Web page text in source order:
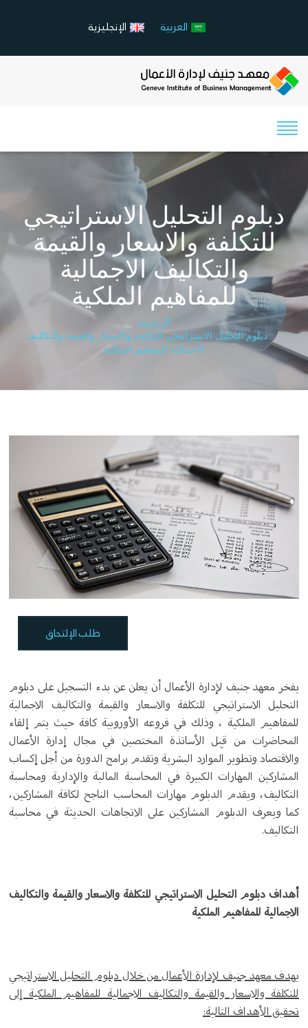
العربية الإنجليزية
دبلوم التحليل الاستراتيجي
للتكلفة والاسعار والقيمة
والتكاليف الاجمالية
للمفاهيم الملكية
الرئيسية
دبلوم التحليل الاستراتيجي للتكلفة والاسعار والقيمة والتكاليف
الاجمالية للمفاهيم الملكية
طلب الإلتحاق
يفخر معهد جنيف لإدارة الأعمال أن يعلن عن بدء التسجيل على دبلوم
التحليل الاستراتيجي للتكلفة والاسعار والقيمة والتكاليف الاجمالية
للمفاهيم الملكية ، وذلك في فروعه الأوروبية كافة حيث يتم إلقاء
المحاضرات من قِبل الأساتذة المختصين في مجال إدارة الأعمال
والاقتصاد وتطوير الموارد البشرية وتقدم برامج الدورة من أجل إكساب
المشاركين المهارات الكبيرة في المحاسبة المالية والإدارية ومحاسبة
التكاليف، ويقدم الدبلوم مهارات المحاسب الناجح لكافة المشاركين،
كما ويعرف الدبلوم المشاركين على الاتجاهات الحديثة في محاسبة
التكاليف.
أهداف دبلوم التحليل الاستراتيجي للتكلفة والاسعار والقيمة والتكاليف
الاجمالية للمفاهيم الملكية
يهدف معهد جنيف لإدارة الأعمال من خلال دبلوم التحليل الاستراتيجي
للتكلفة والاسعار والقيمة والتكاليف الاجمالية للمفاهيم الملكية إلى
تحقيق الأهداف التالية: